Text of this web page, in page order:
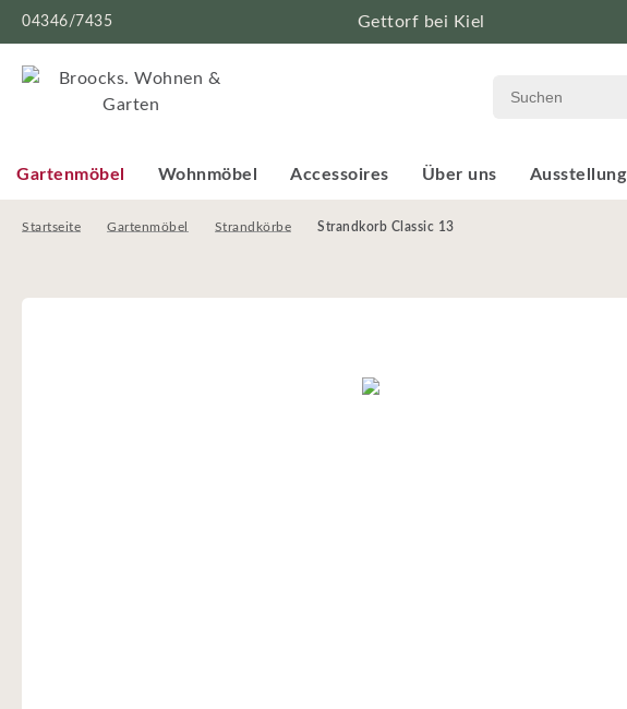
04346/7435 Gettorf bei Kiel
Gartenmöbel Wohnmöbel Accessoires Über uns Ausstellung
Startseite Gartenmöbel Strandkörbe Strandkorb Classic 13